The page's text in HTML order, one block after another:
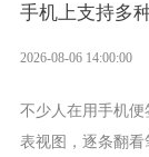
手机上支持多
2026-08-06 14:00:00
不少人在用手机
表视图，逐条翻